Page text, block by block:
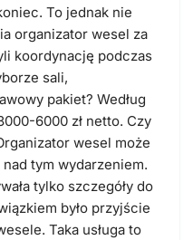
To jednak nie
organizator wesel za
koordynację podczas
sali,
pakiet? Według
6000 zł netto. Czy
wesel może
tym wydarzeniem.
tylko szczegóły do
było przyjście
Taka usługa to